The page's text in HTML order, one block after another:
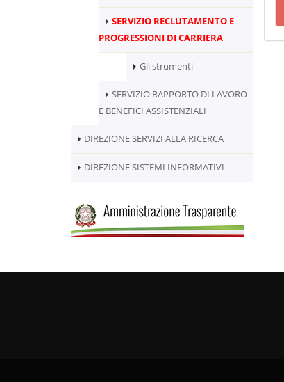
SERVIZIO RECLUTAMENTO E
PROGRESSIONI DI CARRIERA
Gli strumenti
SERVIZIO RAPPORTO DI LAVORO
E BENEFICI ASSISTENZIALI
DIREZIONE SERVIZI ALLA RICERCA
DIREZIONE SISTEMI INFORMATIVI